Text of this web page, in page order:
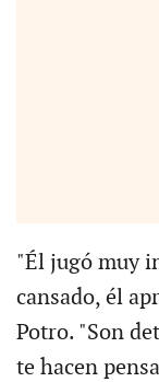
"Él jugó muy
cansado, él
Potro. "Son
te hacen